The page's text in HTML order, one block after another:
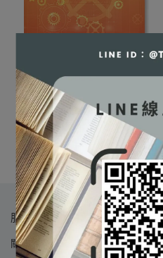
除非瑕疵換書不提供退貨與
退款
✅訂購數量5本以上另有優
惠，請洽LINE客服訂購
企業資源規劃：企業e化之
營運管理(第四版) [張緯良
著] 9789574371334
NT$551 NT$580
加入購物車
服務導覽
關於我們 我的帳戶 書籍購物說明